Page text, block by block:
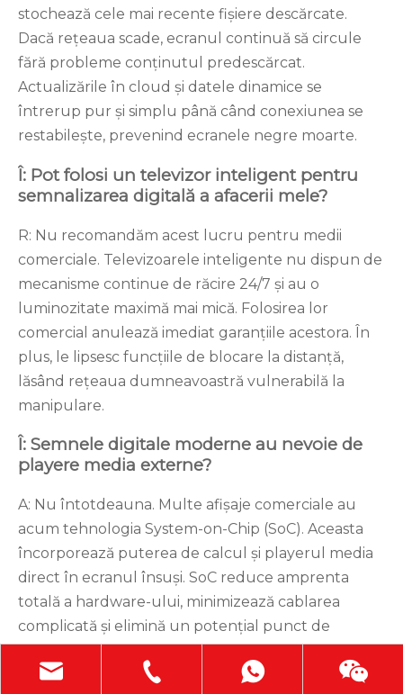
stochează cele mai recente fișiere descărcate.
Dacă rețeaua scade, ecranul continuă să circule
fără probleme conținutul predescărcat.
Actualizările în cloud și datele dinamice se
întrerup pur și simplu până când conexiunea se
restabilește, prevenind ecranele negre moarte.
Î: Pot folosi un televizor inteligent pentru
semnalizarea digitală a afacerii mele?
R: Nu recomandăm acest lucru pentru medii
comerciale. Televizoarele inteligente nu dispun de
mecanisme continue de răcire 24/7 și au o
luminozitate maximă mai mică. Folosirea lor
comercial anulează imediat garanțiile acestora. În
plus, le lipsesc funcțiile de blocare la distanță,
lăsând rețeaua dumneavoastră vulnerabilă la
manipulare.
Î: Semnele digitale moderne au nevoie de
playere media externe?
A: Nu întotdeauna. Multe afișaje comerciale au
acum tehnologia System-on-Chip (SoC). Aceasta
încorporează puterea de calcul și playerul media
direct în ecranul însuși. SoC reduce amprenta
totală a hardware-ului, minimizează cablarea
complicată și elimină un potențial punct de
defecțiune.